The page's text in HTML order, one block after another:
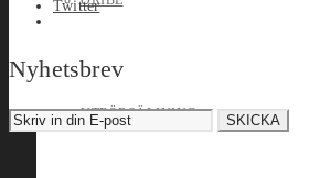
UTFÖRSÄLJNING
Twitter
Nyhetsbrev